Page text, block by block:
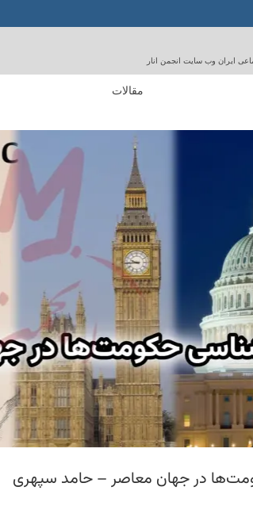
ایران وب سایت انجمن انار
مقالات
در جهان معاصر – حامد سپهری